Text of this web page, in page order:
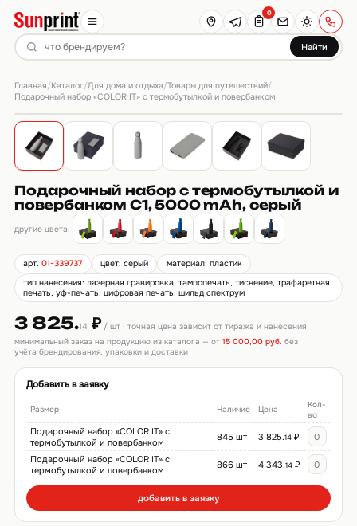
Найти
0
Главная/Каталог/Для дома и отдыха/Товары для путешествий/
Подарочный набор «COLOR IT» с термобутылкой и повербанком
Подарочный набор с термобутылкой и
повербанком С1, 5000 mAh, серый
другие цвета:
арт.01-339737 цвет: серый
материал: пластик
тип нанесения: лазерная гравировка, тампопечать, тиснение, трафаретная
печать, уф-печать, цифровая печать, шильд спектрум
3 825.14 ₽/ шт · точная цена зависит от тиража и нанесения
минимальный заказ на продукцию из каталога — от 15 000,00 руб. без
учёта брендирования, упаковки и доставки
Добавить в заявку
Размер Наличие Цена
Кол-
во
Подарочный набор «COLOR IT» с
термобутылкой и повербанком
845 шт 3 825.14₽
Подарочный набор «COLOR IT» с
термобутылкой и повербанком
866 шт 4 343.14₽
добавить в заявку